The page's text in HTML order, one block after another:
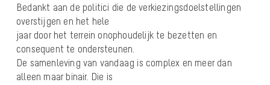
Bedankt aan de politici die de verkiezingsdoelstellingen
overstijgen en het hele
jaar door het terrein onophoudelijk te bezetten en
consequent te ondersteunen.
De samenleving van vandaag is complex en meer dan
alleen maar binair. Die is